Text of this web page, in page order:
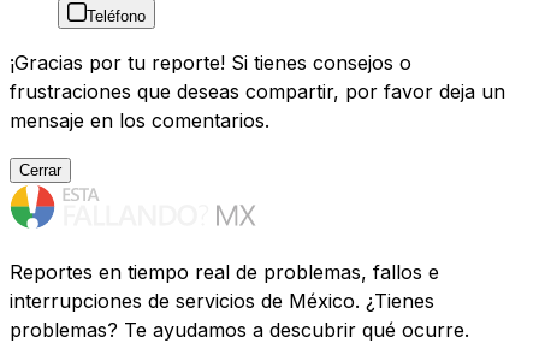
Teléfono
¡Gracias por tu reporte! Si tienes consejos o
frustraciones que deseas compartir, por favor deja un
mensaje en los comentarios.
Cerrar
Reportes en tiempo real de problemas, fallos e
interrupciones de servicios de México. ¿Tienes
problemas? Te ayudamos a descubrir qué ocurre.